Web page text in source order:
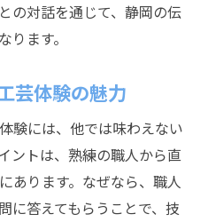
の対話を通じて、静岡の伝
ます。
芸体験の魅力
験には、他では味わえない
ントは、熟練の職人から直
あります。なぜなら、職人
に答えてもらうことで、技